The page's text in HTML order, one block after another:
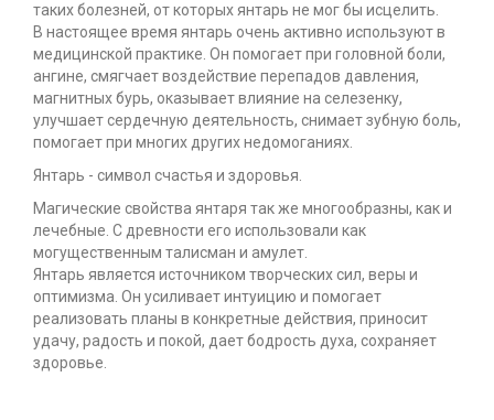
таких болезней, от которых янтарь не мог бы исцелить.
В настоящее время янтарь очень активно используют в
медицинской практике. Он помогает при головной боли,
ангине, смягчает воздействие перепадов давления,
магнитных бурь, оказывает влияние на селезенку,
улучшает сердечную деятельность, снимает зубную боль,
помогает при многих других недомоганиях.
Янтарь - символ счастья и здоровья.
Магические свойства янтаря так же многообразны, как и
лечебные. С древности его использовали как
могущественным талисман и амулет.
Янтарь является источником творческих сил, веры и
оптимизма. Он усиливает интуицию и помогает
реализовать планы в конкретные действия, приносит
удачу, радость и покой, дает бодрость духа, сохраняет
здоровье.